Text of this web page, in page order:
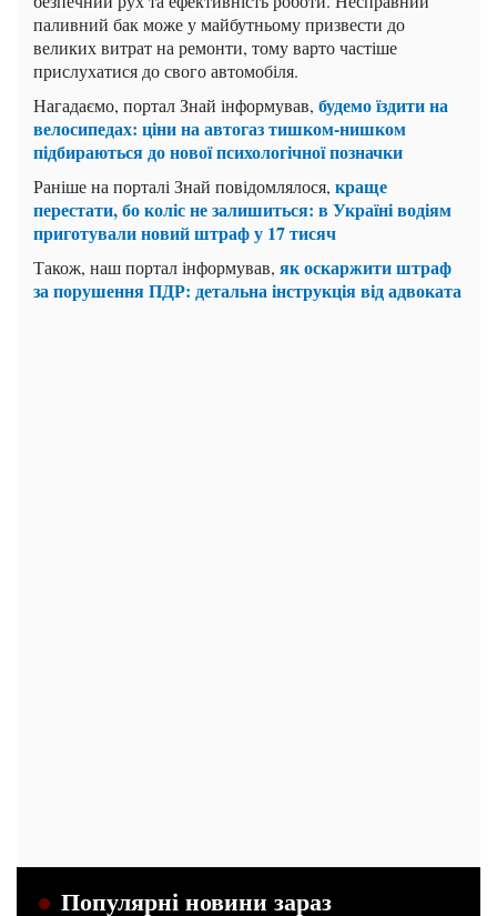
паливний бак може у майбутньому призвести до
великих витрат на ремонти, тому варто частіше
прислухатися до свого автомобіля.
Нагадаємо, портал Знай інформував, будемо їздити на
велосипедах: ціни на автогаз тишком-нишком
підбираються до нової психологічної позначки
Раніше на порталі Знай повідомлялося, краще
перестати, бо коліс не залишиться: в Україні водіям
приготували новий штраф у 17 тисяч
Також, наш портал інформував, як оскаржити штраф
за порушення ПДР: детальна інструкція від адвоката
Популярні новини зараз